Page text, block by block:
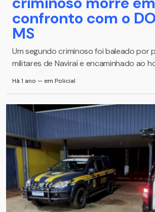
confronto com o
MS
Um segundo criminoso foi baleado por
militares de Naviraí e encaminhado ao
Há 1 ano — em Policial